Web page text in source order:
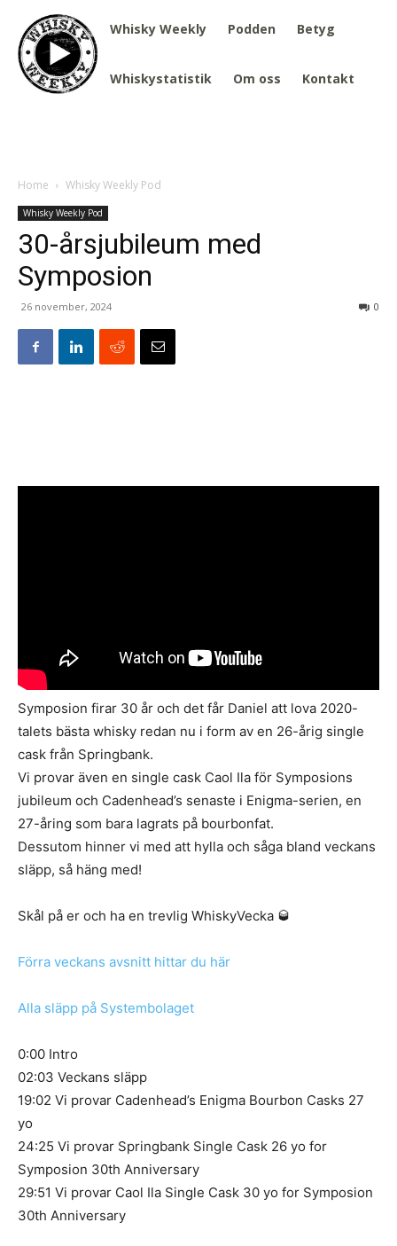
Whisky Weekly Podden Betyg
Whiskystatistik Om oss Kontakt
Home Whisky Weekly Pod
Whisky Weekly Pod
30-årsjubileum med
Symposion
26 november, 2024 0
Symposion firar 30 år och det får Daniel att lova 2020-
talets bästa whisky redan nu i form av en 26-årig single
cask från Springbank.
Vi provar även en single cask Caol Ila för Symposions
jubileum och Cadenhead’s senaste i Enigma-serien, en
27-åring som bara lagrats på bourbonfat.
Dessutom hinner vi med att hylla och såga bland veckans
släpp, så häng med!
Skål på er och ha en trevlig WhiskyVecka 🥃
Förra veckans avsnitt hittar du här
Alla släpp på Systembolaget
0:00 Intro
02:03 Veckans släpp
19:02 Vi provar Cadenhead’s Enigma Bourbon Casks 27
yo
24:25 Vi provar Springbank Single Cask 26 yo for
Symposion 30th Anniversary
29:51 Vi provar Caol Ila Single Cask 30 yo for Symposion
30th Anniversary